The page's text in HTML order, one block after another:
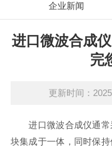
企业新闻
进口微波合成
完
更新时间：
进口微波合成仪通常
块集成于一体，同时保